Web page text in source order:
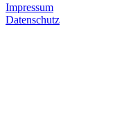
Impressum
Datenschutz